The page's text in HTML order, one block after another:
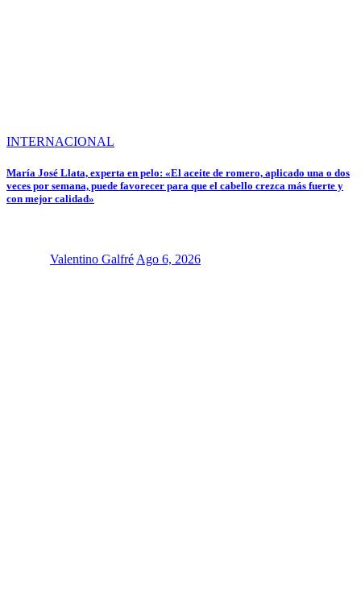
INTERNACIONAL
María José Llata, experta en pelo: «El aceite de romero, aplicado una o dos
veces por semana, puede favorecer para que el cabello crezca más fuerte y
con mejor calidad»
Valentino Galfré Ago 6, 2026